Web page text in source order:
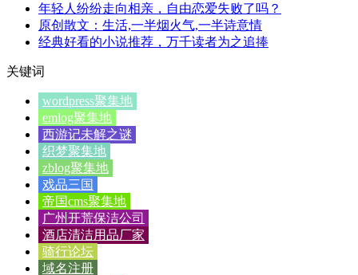
年轻人纷纷走向相亲，自由恋爱失败了吗？
原创散文：生活,一半烟火气,一半诗意情
经典好看的小说推荐，万千读者为之追捧
关键词
wordpress聚集地
emlog聚集地
西游记未解之谜
织梦聚集地
zblog聚集地
戏品三国
帝国cms聚集地
广州开荒保洁公司
酒店清洁用品厂家
骑行论坛
域名注册